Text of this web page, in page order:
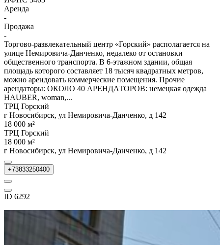
Аренда
-
Продажа
-
Торгово-развлекательный центр «Горский» располагается на
улице Немировича-Данченко, недалеко от остановки
общественного транспорта. В 6-этажном здании, общая
площадь которого составляет 18 тысяч квадратных метров,
можно арендовать коммерческие помещения. Прочие
арендаторы: ОКОЛО 40 АРЕНДАТОРОВ: немецкая одежда
HAUBER, woman,...
ТРЦ Горский
г Новосибирск, ул Немировича-Данченко, д 142
18 000 м²
ТРЦ Горский
18 000 м²
г Новосибирск, ул Немировича-Данченко, д 142
+73833250400
ID 6292